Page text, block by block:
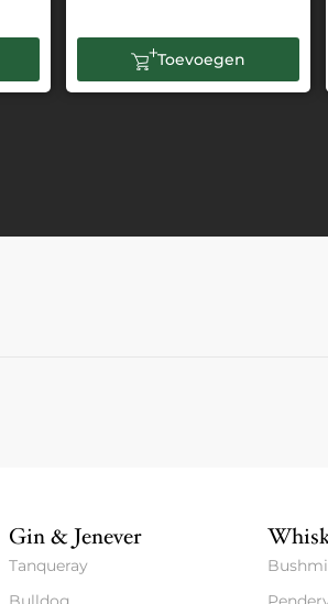
Toevoegen
Gin & Jenever
Tanqueray